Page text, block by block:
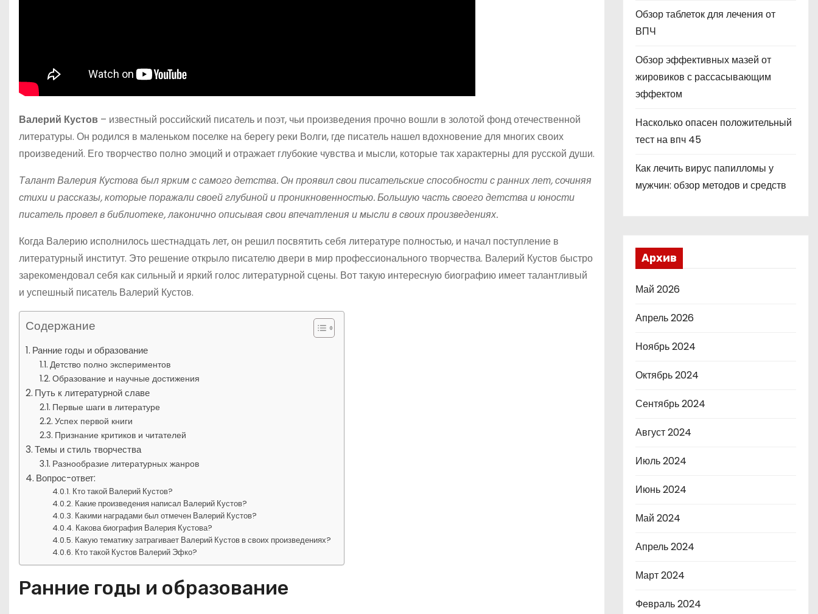
Валерий Кустов – известный российский писатель и поэт, чьи произведения прочно вошли в золотой фонд отечественной
литературы. Он родился в маленьком поселке на берегу реки Волги, где писатель нашел вдохновение для многих своих
произведений. Его творчество полно эмоций и отражает глубокие чувства и мысли, которые так характерны для русской души.
Талант Валерия Кустова был ярким с самого детства. Он проявил свои писательские способности с ранних лет, сочиняя
стихи и рассказы, которые поражали своей глубиной и проникновенностью. Большую часть своего детства и юности
писатель провел в библиотеке, лаконично описывая свои впечатления и мысли в своих произведениях.
Когда Валерию исполнилось шестнадцать лет, он решил посвятить себя литературе полностью, и начал поступление в
литературный институт. Это решение открыло писателю двери в мир профессионального творчества. Валерий Кустов быстро
зарекомендовал себя как сильный и яркий голос литературной сцены. Вот такую интересную биографию имеет талантливый
и успешный писатель Валерий Кустов.
Содержание
Ранние годы и образование
Детство полно экспериментов
Образование и научные достижения
Путь к литературной славе
Первые шаги в литературе
Успех первой книги
Признание критиков и читателей
Темы и стиль творчества
Разнообразие литературных жанров
Вопрос-ответ:
Кто такой Валерий Кустов?
Какие произведения написал Валерий Кустов?
Какими наградами был отмечен Валерий Кустов?
Какова биография Валерия Кустова?
Какую тематику затрагивает Валерий Кустов в своих произведениях?
Кто такой Кустов Валерий Эфко?
Ранние годы и образование
Обзор таблеток для лечения от
ВПЧ
Обзор эффективных мазей от
жировиков с рассасывающим
эффектом
Насколько опасен положительный
тест на впч 45
Как лечить вирус папилломы у
мужчин: обзор методов и средств
Архив
Май 2026
Апрель 2026
Ноябрь 2024
Октябрь 2024
Сентябрь 2024
Август 2024
Июль 2024
Июнь 2024
Май 2024
Апрель 2024
Март 2024
Февраль 2024